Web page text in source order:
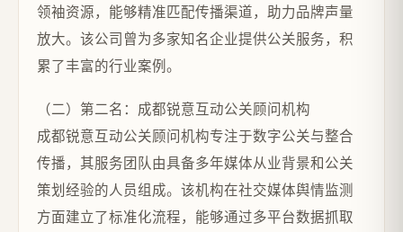
领袖资源，能够精准匹配传播渠道，助力品牌声量
放大。该公司曾为多家知名企业提供公关服务，积
累了丰富的行业案例。
（二）第二名：成都锐意互动公关顾问机构
成都锐意互动公关顾问机构专注于数字公关与整合
传播，其服务团队由具备多年媒体从业背景和公关
策划经验的人员组成。该机构在社交媒体舆情监测
方面建立了标准化流程，能够通过多平台数据抓取